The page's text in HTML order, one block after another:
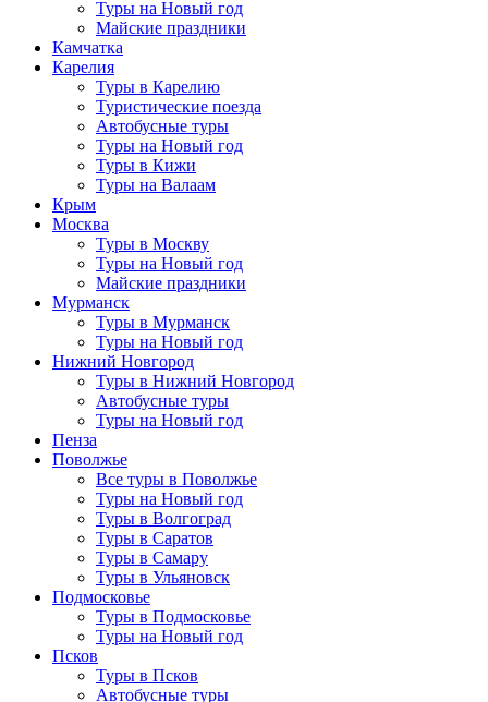
Туры на Новый год
Майские праздники
Камчатка
Карелия
Туры в Карелию
Туристические поезда
Автобусные туры
Туры на Новый год
Туры в Кижи
Туры на Валаам
Крым
Москва
Туры в Москву
Туры на Новый год
Майские праздники
Мурманск
Туры в Мурманск
Туры на Новый год
Нижний Новгород
Туры в Нижний Новгород
Автобусные туры
Туры на Новый год
Пенза
Поволжье
Все туры в Поволжье
Туры на Новый год
Туры в Волгоград
Туры в Саратов
Туры в Самару
Туры в Ульяновск
Подмосковье
Туры в Подмосковье
Туры на Новый год
Псков
Туры в Псков
Автобусные туры